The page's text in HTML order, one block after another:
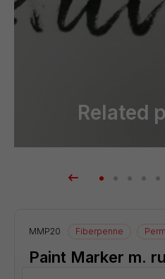
Related
MMP20 Fiberpenne
Paint Marker m.